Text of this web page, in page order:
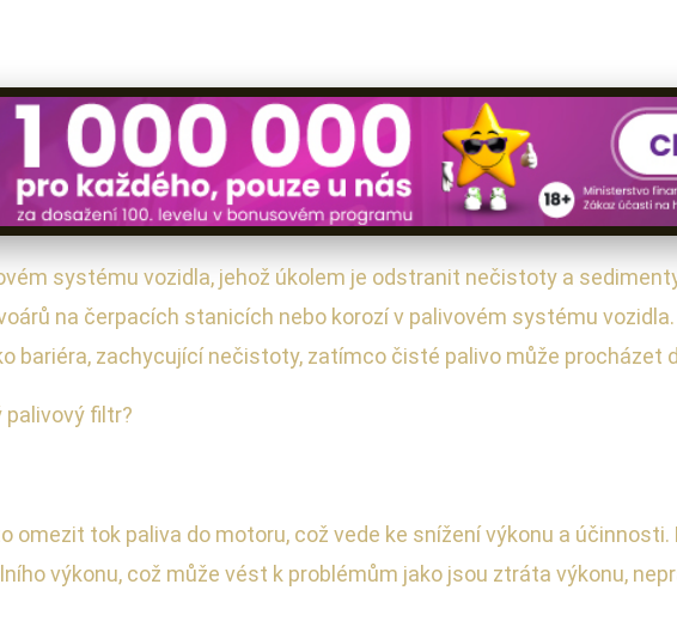
systému vozidla, jehož úkolem je odstranit nečistoty a
na čerpacích stanicích nebo korozí v palivovém systému
bariéra, zachycující nečistoty, zatímco čisté palivo může procházet
filtr?
omezit tok paliva do motoru, což vede ke snížení výkonu a
výkonu, což může vést k problémům jako jsou ztráta výkonu,